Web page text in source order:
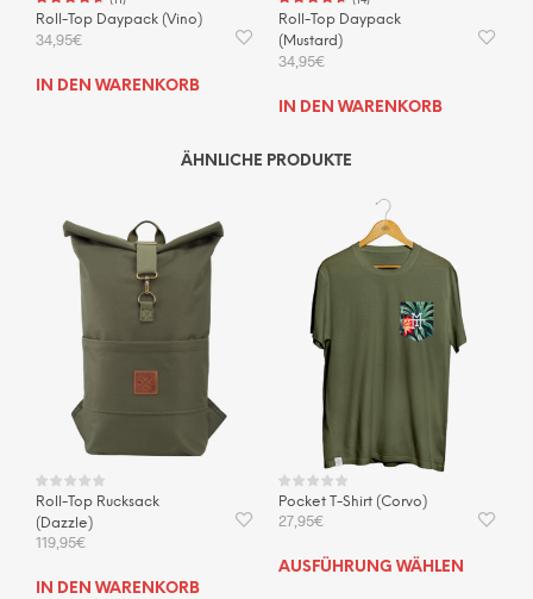
Roll-Top Daypack (Vino)
34,95€
IN DEN WARENKORB
Roll-Top Daypack
(Mustard)
34,95€
IN DEN WARENKORB
ÄHNLICHE PRODUKTE
Roll-Top Rucksack
(Dazzle)
119,95€
IN DEN WARENKORB
Pocket T-Shirt (Corvo)
27,95€
AUSFÜHRUNG WÄHLEN